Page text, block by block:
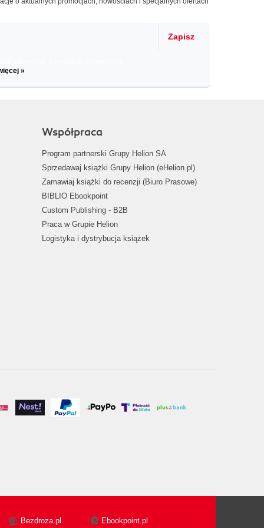
Zapisz
»
Współpraca
Program partnerski Grupy Helion SA
Sprzedawaj książki Grupy Helion (eHelion.pl)
Zamawiaj książki do recenzji (Biuro Prasowe)
BIBLIO Ebookpoint
Custom Publishing - B2B
Praca w Grupie Helion
Logistyka i dystrybucja książek
Bezdroza.pl Ebookpoint.pl